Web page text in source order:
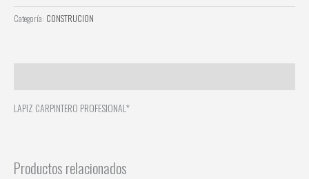
Categoría: CONSTRUCION
LAPIZ CARPINTERO PROFESIONAL*
Productos relacionados